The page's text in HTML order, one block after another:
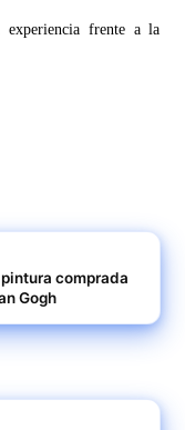
comprada
Gogh